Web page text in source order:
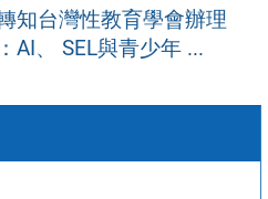
知台灣性教育學會辦理
AI、 SEL與青少年 ...